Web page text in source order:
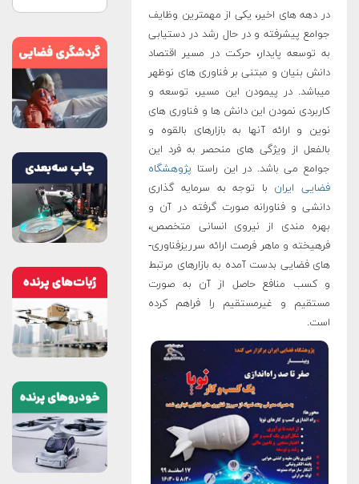
در دهه ­های اخیر، یکی از مهمترین وظایف
جوامع پیشرفته و در حال رشد در دستیابی
به توسعه پایدار، حرکت در مسیر اقتصاد
دانش­ بنیان و مبتنی بر فناوری ­های نوظهر
می­باشد. در پیمودن این مسیر، توسعه و
کاربردی نمودن این دانش­ ها و فناوری­ های
نوین و ارائه آن­ها به بازارهای بالقوه و
بالفعل از ویژگی­ های منحصر به فرد این
جوامع می­ باشد. در این راستا پژوهشگاه
فضایی ایران با توجه به سرمایه ­گذاری
دانشی و فناورانه صورت گرفته در آن و
بهره ­مندی از نیروی انسانی متخصص،
فرهیخته و ماهر فرصت ارائه سرریزفناوری­
های فضایی بدست آمده به بازارهای مرتبط
و کسب منافع حاصل از آن به صورت
مستقیم و غیرمستقیم را فراهم کرده
است.